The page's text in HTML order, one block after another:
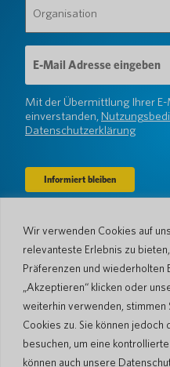
Wir verwenden Cookies auf
relevanteste Erlebnis zu
Präferenzen und wiederholten
„Akzeptieren“ klicken oder
weiterhin verwenden, stimmen
Cookies zu. Sie können jedoch
besuchen, um eine
können auch unsere
(erforderlich)
E-
Mail-
Adresse
(erforderlich)
Mit der Übermittlung Ihrer
einverstanden,
Datenschutzerklärung
Unternehmen
Über uns
Sprachen & Länder
Der Blog
Unterstützung
Kundendienst